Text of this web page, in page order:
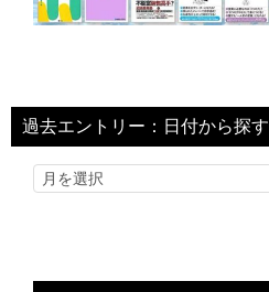
過去エントリー：日付から探す